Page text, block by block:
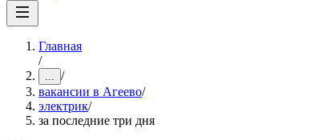
Главная
/
... /
вакансии в Агеево/
электрик/
за последние три дня